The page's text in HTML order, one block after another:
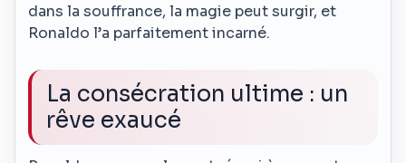
dans la souffrance, la magie peut surgir, et
Ronaldo l’a parfaitement incarné.
La consécration ultime : un
rêve exaucé